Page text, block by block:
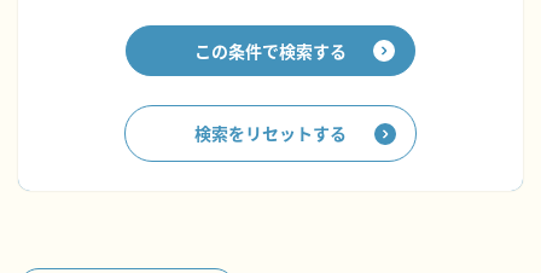
この条件で検索する
検索をリセットする